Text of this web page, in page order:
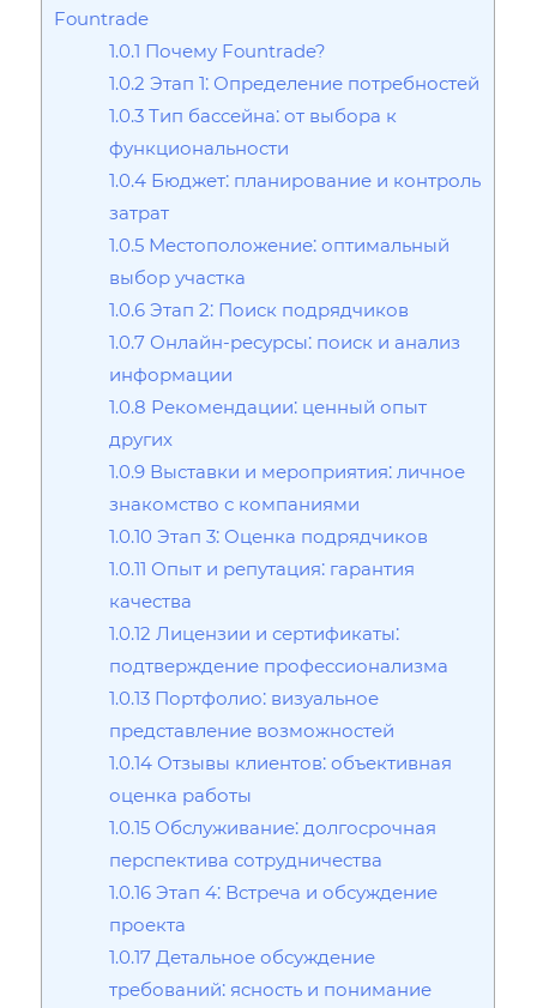
Fountrade
1.0.1 Почему Fountrade?
1.0.2 Этап 1⁚ Определение потребностей
1.0.3 Тип бассейна⁚ от выбора к
функциональности
1.0.4 Бюджет⁚ планирование и контроль
затрат
1.0.5 Местоположение⁚ оптимальный
выбор участка
1.0.6 Этап 2⁚ Поиск подрядчиков
1.0.7 Онлайн-ресурсы⁚ поиск и анализ
информации
1.0.8 Рекомендации⁚ ценный опыт
других
1.0.9 Выставки и мероприятия⁚ личное
знакомство с компаниями
1.0.10 Этап 3⁚ Оценка подрядчиков
1.0.11 Опыт и репутация⁚ гарантия
качества
1.0.12 Лицензии и сертификаты⁚
подтверждение профессионализма
1.0.13 Портфолио⁚ визуальное
представление возможностей
1.0.14 Отзывы клиентов⁚ объективная
оценка работы
1.0.15 Обслуживание⁚ долгосрочная
перспектива сотрудничества
1.0.16 Этап 4⁚ Встреча и обсуждение
проекта
1.0.17 Детальное обсуждение
требований⁚ ясность и понимание